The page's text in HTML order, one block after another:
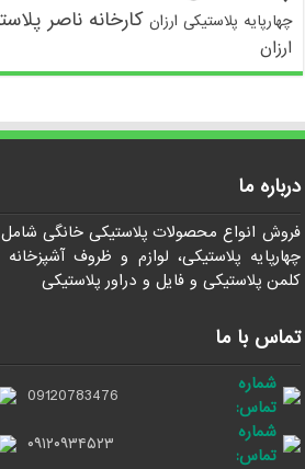
چهارپایه پلاستیکی ارزان کارخانه ناصر
ارزان
درباره ما
فروش انواع محصولات پلاستیکی خانگی
چهارپایه پلاستیکی، لوازم و ظروف آشپزخانه
کلمن پلاستیکی و فایل و دراور پلاستیکی
تماس با ما
شماره
تماس:
09120783476
شماره
تماس:
۰۹۱۲۰۹۳۴۵۲۳